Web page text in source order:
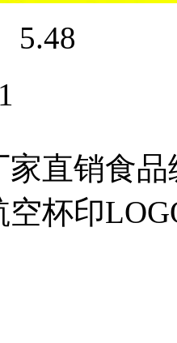
5.48
家直销食
杯印